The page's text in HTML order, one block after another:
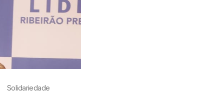
Solidariedade